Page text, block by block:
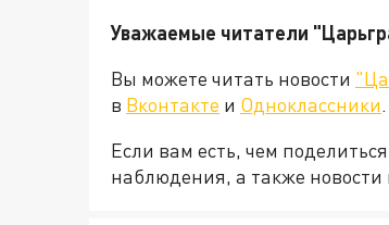
Уважаемые читатели
Вы можете читать новости
в Вконтакте и Одноклассники
Если вам есть, чем
наблюдения, а также новости